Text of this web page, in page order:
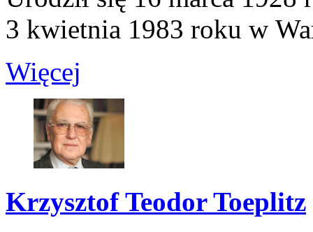
3 kwietnia 1983 roku w
Więcej
Krzysztof Teodor Toeplitz